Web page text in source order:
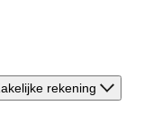
rekening